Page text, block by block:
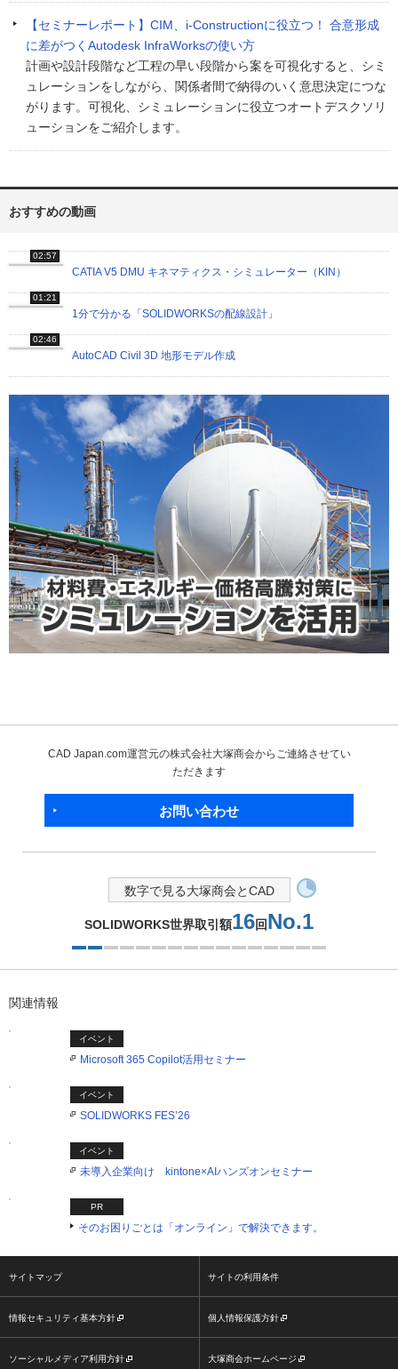
【セミナーレポート】CIM、i-Constructionに役立つ！ 合意形成
に差がつくAutodesk InfraWorksの使い方
計画や設計段階など工程の早い段階から案を可視化すると、シミ
ュレーションをしながら、関係者間で納得のいく意思決定につな
がります。可視化、シミュレーションに役立つオートデスクソリ
ューションをご紹介します。
CAD Japan.com運営元の株式会社大塚商会からご連絡させてい
ただきます
お問い合わせ
数字で見る大塚商会とCAD
SOLIDWORKS世界取引額16回No.1
関連情報
イベント
Microsoft 365 Copilot活用セミナー
イベント
SOLIDWORKS FES’26
イベント
未導入企業向け kintone×AIハンズオンセミナー
PR
そのお困りごとは「オンライン」で解決できます。
おすすめの動画
02:57
CATIA V5 DMU キネマティクス・シミュレーター（KIN）
01:21
1分で分かる「SOLIDWORKSの配線設計」
02:46
AutoCAD Civil 3D 地形モデル作成
サイトマップ サイトの利用条件
情報セキュリティ基本方針 個人情報保護方針
ソーシャルメディア利用方針 大塚商会ホームページ